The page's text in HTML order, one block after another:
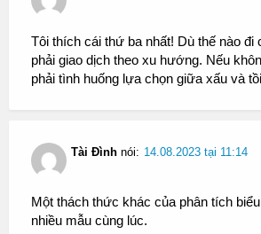
Tôi thích cái thứ ba nhất! Dù thế nào đi
phải giao dịch theo xu hướng. Nếu
phải tình huống lựa chọn giữa xấu và
Tài Đình nói: 14.08.2023 tại 11:14
Một thách thức khác của phân tích
nhiều mẫu cùng lúc.